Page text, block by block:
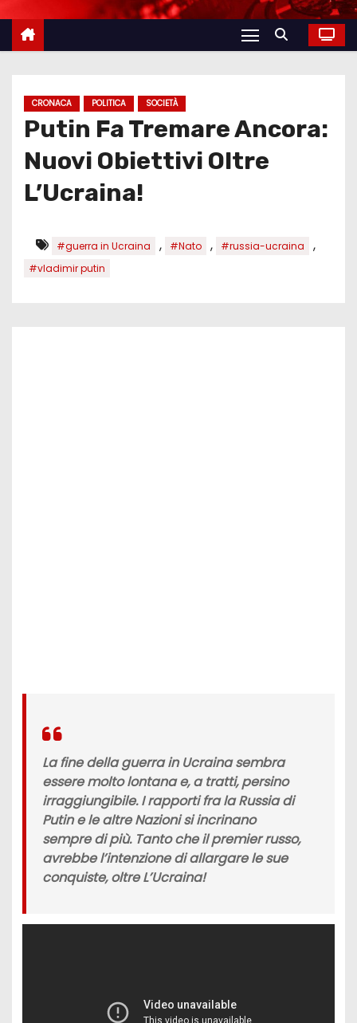
CRONACA POLITICA SOCIETÀ
Putin Fa Tremare Ancora:
Nuovi Obiettivi Oltre
L’Ucraina!
#guerra in Ucraina , #Nato , #russia-ucraina ,
#vladimir putin
La fine dellaguerra in Ucrainasembra
essere molto lontana e, a tratti, persino
irraggiungibile. I rapporti fra laRussia di
Putine le altre Nazioni si incrinano
sempre di più. Tanto che il premier russo,
avrebbe l’intenzione di allargare le sue
conquiste, oltre L’Ucraina!